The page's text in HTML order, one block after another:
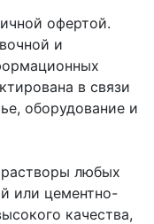
офертой.
и
в связи
оборудование и
любых
или цементно-
качества,